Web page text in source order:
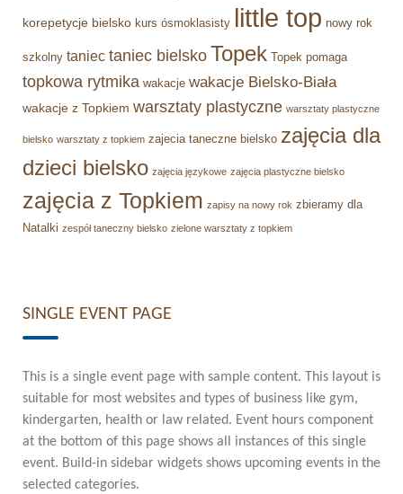
korepetycje bielsko kurs ósmoklasisty little top nowy rok
szkolny taniec taniec bielsko Topek Topek pomaga
topkowa rytmika wakacje wakacje Bielsko-Biała
wakacje z Topkiem warsztaty plastyczne warsztaty plastyczne
bielsko warsztaty z topkiem zajecia taneczne bielsko zajęcia dla
dzieci bielsko zajęcia językowe zajęcia plastyczne bielsko
zajęcia z Topkiem zapisy na nowy rok zbieramy dla
Natalki zespół taneczny bielsko zielone warsztaty z topkiem
SINGLE EVENT PAGE
This is a single event page with sample content. This layout is
suitable for most websites and types of business like gym,
kindergarten, health or law related. Event hours component
at the bottom of this page shows all instances of this single
event. Build-in sidebar widgets shows upcoming events in the
selected categories.